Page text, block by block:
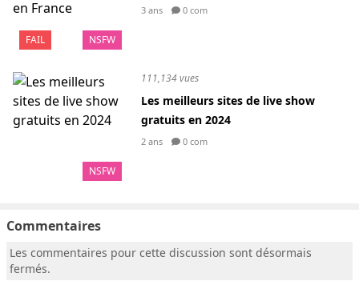
FAIL NSFW
3 ans 0 com
NSFW
111,134 vues
Les meilleurs sites de live show
gratuits en 2024
2 ans 0 com
Commentaires
Les commentaires pour cette discussion sont désormais
fermés.